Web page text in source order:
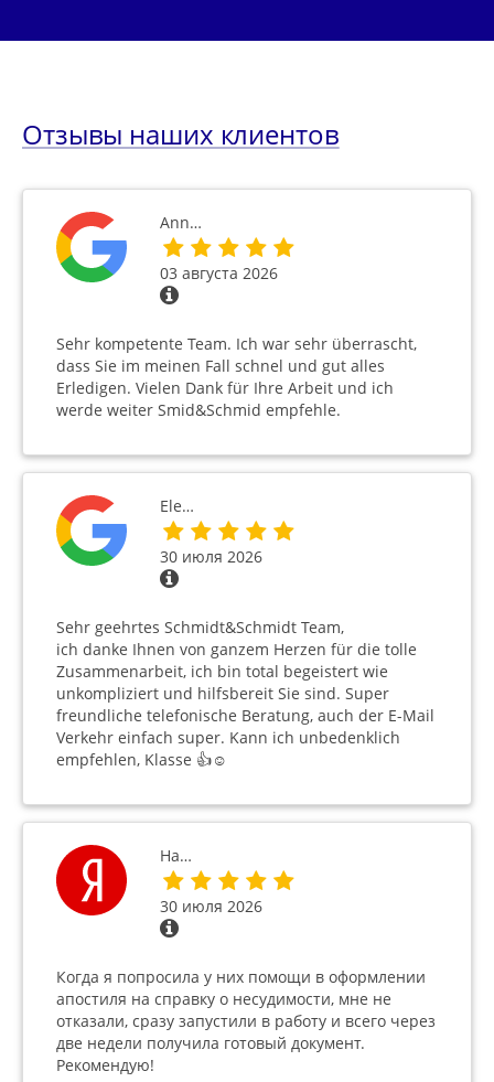
Отзывы наших клиентов
Ann…
03 августа 2026
Sehr kompetente Team. Ich war sehr überrascht,
dass Sie im meinen Fall schnel und gut alles
Erledigen. Vielen Dank für Ihre Arbeit und ich
werde weiter Smid&Schmid empfehle.
Ele…
30 июля 2026
Sehr geehrtes Schmidt&Schmidt Team,
ich danke Ihnen von ganzem Herzen für die tolle
Zusammenarbeit, ich bin total begeistert wie
unkompliziert und hilfsbereit Sie sind. Super
freundliche telefonische Beratung, auch der E-Mail
Verkehr einfach super. Kann ich unbedenklich
empfehlen, Klasse 👍☺️
На…
30 июля 2026
Когда я попросила у них помощи в оформлении
апостиля на справку о несудимости, мне не
отказали, сразу запустили в работу и всего через
две недели получила готовый документ.
Рекомендую!